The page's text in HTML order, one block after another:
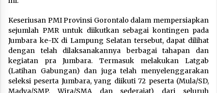
Keseriusan PMI Provinsi Gorontalo dalam mempersiapkan
sejumlah PMR untuk diikutkan sebagai kontingen pada
Jumbara ke-IX di Lampung Selatan tersebut, dapat dilihat
dengan telah dilaksanakannya berbagai tahapan dan
kegiatan pra Jumbara. Termasuk melakukan Latgab
(Latihan Gabungan) dan juga telah menyelenggarakan
seleksi peserta Jumbara, yang diikuti 72 peserta (Mula/SD,
Madya/SMP, Wira/SMA dan sederajat) dari seluruh